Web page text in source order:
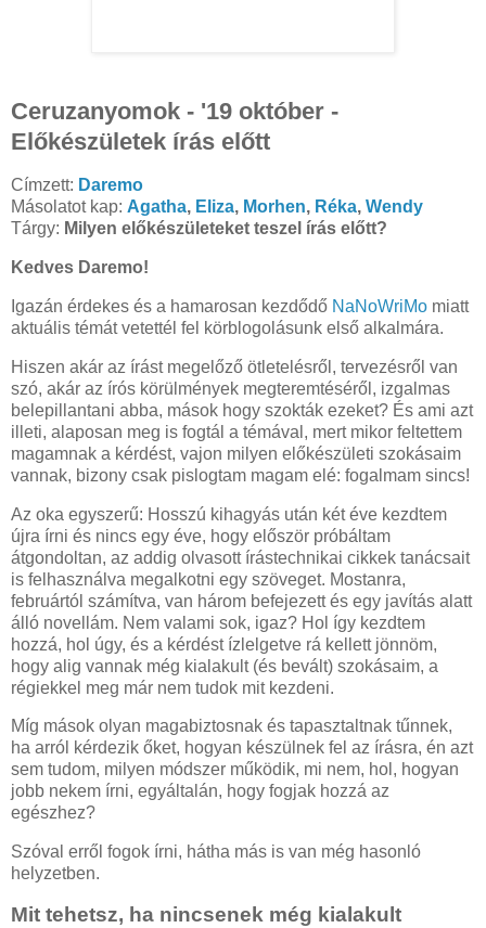
Ceruzanyomok - '19 október -
Előkészületek írás előtt
Címzett: Daremo
Másolatot kap: Agatha, Eliza, Morhen, Réka, Wendy
Tárgy: Milyen előkészületeket teszel írás előtt?
Kedves Daremo!
Igazán érdekes és a hamarosan kezdődő NaNoWriMo miatt
aktuális témát vetettél fel körblogolásunk első alkalmára.
Hiszen akár az írást megelőző ötletelésről, tervezésről van
szó, akár az írós körülmények megteremtéséről, izgalmas
belepillantani abba, mások hogy szokták ezeket? És ami azt
illeti, alaposan meg is fogtál a témával, mert mikor feltettem
magamnak a kérdést, vajon milyen előkészületi szokásaim
vannak, bizony csak pislogtam magam elé: fogalmam sincs!
Az oka egyszerű: Hosszú kihagyás után két éve kezdtem
újra írni és nincs egy éve, hogy először próbáltam
átgondoltan, az addig olvasott írástechnikai cikkek tanácsait
is felhasználva megalkotni egy szöveget. Mostanra,
februártól számítva, van három befejezett és egy javítás alatt
álló novellám. Nem valami sok, igaz? Hol így kezdtem
hozzá, hol úgy, és a kérdést ízlelgetve rá kellett jönnöm,
hogy alig vannak még kialakult (és bevált) szokásaim, a
régiekkel meg már nem tudok mit kezdeni.
Míg mások olyan magabiztosnak és tapasztaltnak tűnnek,
ha arról kérdezik őket, hogyan készülnek fel az írásra, én azt
sem tudom, milyen módszer működik, mi nem, hol, hogyan
jobb nekem írni, egyáltalán, hogy fogjak hozzá az
egészhez?
Szóval erről fogok írni, hátha más is van még hasonló
helyzetben.
Mit tehetsz, ha nincsenek még kialakult